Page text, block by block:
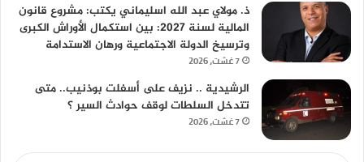
ذ. مولاي عبد الله اسليماني يكتب: مشروع قانون
المالية لسنة 2027: بين استكمال الأوراش الكبرى
وترسيخ الدولة الاجتماعية ورهان الاستدامة
7 غشت، 2026
الرشيدية .. نزيف على أسفلت بوذنيب.. متى
تتدخل السلطات لوقف حوادث السير ؟
7 غشت، 2026